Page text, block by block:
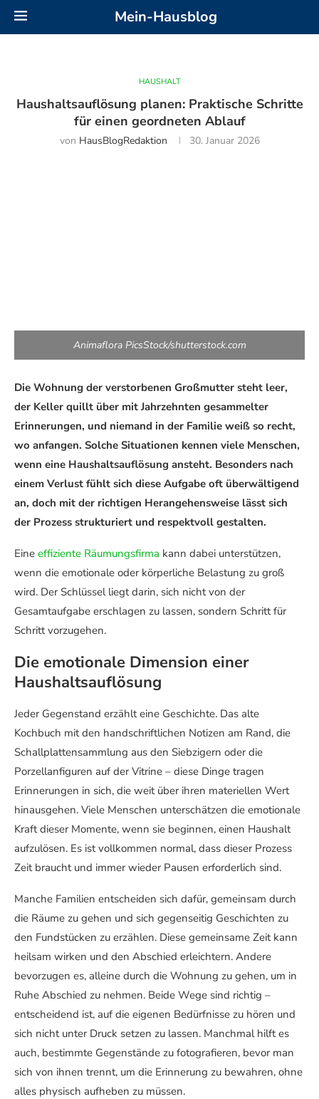
Mein-Hausblog
HAUSHALT
Haushaltsauflösung planen: Praktische Schritte
für einen geordneten Ablauf
von HausBlogRedaktion 30. Januar 2026
Animaflora PicsStock/shutterstock.com
Die Wohnung der verstorbenen Großmutter steht leer,
der Keller quillt über mit Jahrzehnten gesammelter
Erinnerungen, und niemand in der Familie weiß so recht,
wo anfangen. Solche Situationen kennen viele Menschen,
wenn eine Haushaltsauflösung ansteht. Besonders nach
einem Verlust fühlt sich diese Aufgabe oft überwältigend
an, doch mit der richtigen Herangehensweise lässt sich
der Prozess strukturiert und respektvoll gestalten.
Eine effiziente Räumungsfirma kann dabei unterstützen,
wenn die emotionale oder körperliche Belastung zu groß
wird. Der Schlüssel liegt darin, sich nicht von der
Gesamtaufgabe erschlagen zu lassen, sondern Schritt für
Schritt vorzugehen.
Die emotionale Dimension einer
Haushaltsauflösung
Jeder Gegenstand erzählt eine Geschichte. Das alte
Kochbuch mit den handschriftlichen Notizen am Rand, die
Schallplattensammlung aus den Siebzigern oder die
Porzellanfiguren auf der Vitrine – diese Dinge tragen
Erinnerungen in sich, die weit über ihren materiellen Wert
hinausgehen. Viele Menschen unterschätzen die emotionale
Kraft dieser Momente, wenn sie beginnen, einen Haushalt
aufzulösen. Es ist vollkommen normal, dass dieser Prozess
Zeit braucht und immer wieder Pausen erforderlich sind.
Manche Familien entscheiden sich dafür, gemeinsam durch
die Räume zu gehen und sich gegenseitig Geschichten zu
den Fundstücken zu erzählen. Diese gemeinsame Zeit kann
heilsam wirken und den Abschied erleichtern. Andere
bevorzugen es, alleine durch die Wohnung zu gehen, um in
Ruhe Abschied zu nehmen. Beide Wege sind richtig –
entscheidend ist, auf die eigenen Bedürfnisse zu hören und
sich nicht unter Druck setzen zu lassen. Manchmal hilft es
auch, bestimmte Gegenstände zu fotografieren, bevor man
sich von ihnen trennt, um die Erinnerung zu bewahren, ohne
alles physisch aufheben zu müssen.